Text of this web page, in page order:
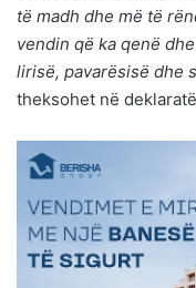
të madh dhe më të
vendin që ka qenë
lirisë, pavarësisë dhe
theksohet në